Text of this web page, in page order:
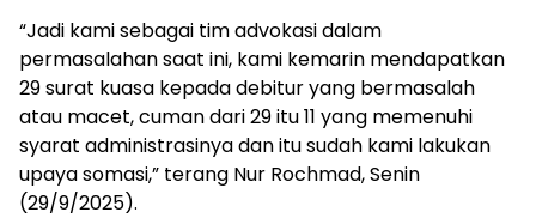
“Jadi kami sebagai tim advokasi dalam
permasalahan saat ini, kami kemarin mendapatkan
29 surat kuasa kepada debitur yang bermasalah
atau macet, cuman dari 29 itu 11 yang memenuhi
syarat administrasinya dan itu sudah kami lakukan
upaya somasi,” terang Nur Rochmad, Senin
(29/9/2025).